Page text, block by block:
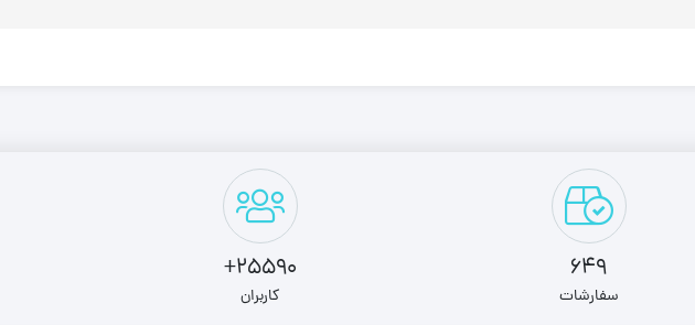
649
سفارشات
25590+
کاربران